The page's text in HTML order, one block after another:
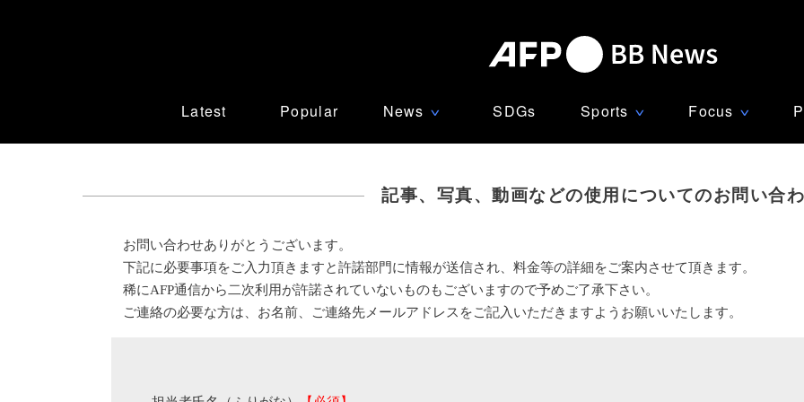
Latest Popular News ∨ SDGs Sports ∨ Focus ∨
記事、写真、動画などの使用についてのお問い合
お問い合わせありがとうございます。
下記に必要事項をご入力頂きますと許諾部門に情報が送信され、料金等の詳細をご案内させて頂きます。
稀にAFP通信から二次利用が許諾されていないものもございますので予めご了承下さい。
ご連絡の必要な方は、お名前、ご連絡先メールアドレスをご記入いただきますようお願いいたします。